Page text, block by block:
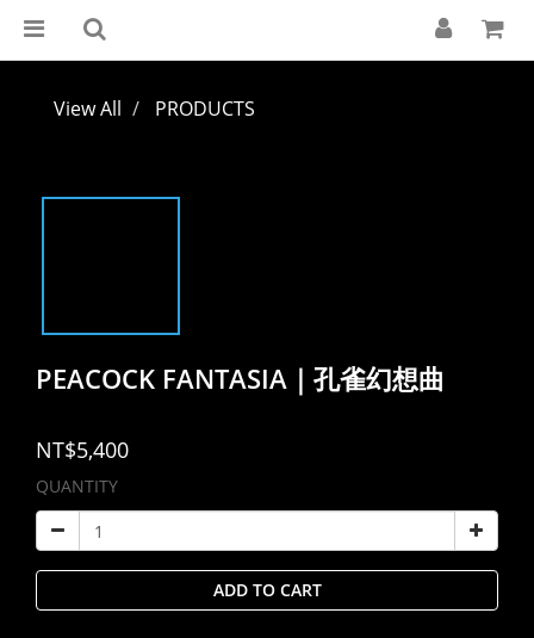
View All PRODUCTS
PEACOCK FANTASIA｜孔雀幻想曲
NT$5,400
QUANTITY
ADD TO CART